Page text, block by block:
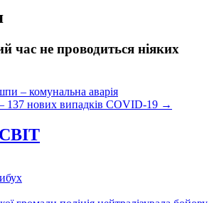
час не проводиться ніяких
– комунальна аварія
137 нових випадків COVID-19 →